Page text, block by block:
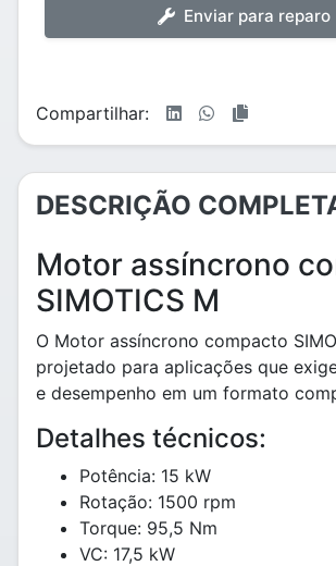
Enviar para reparo
Compartilhar:
DESCRIÇÃO
Motor assíncrono
SIMOTICS M
O Motor assíncrono compacto
projetado para aplicações que
e desempenho em um formato
Detalhes técnicos:
Potência: 15 kW
Rotação: 1500 rpm
Torque: 95,5 Nm
VC: 17,5 kW